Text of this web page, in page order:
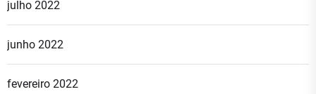
julho 2022
junho 2022
fevereiro 2022